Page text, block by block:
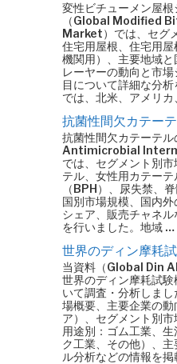
変性ビチューメン屋
（Global Modified
Market）では、セグ
住宅用屋根、住宅用屋
機関用）、主要地域
レーヤーの動向と市
目について詳細な分
では、北米、アメリ
抗菌性間欠カテー
抗菌性間欠カテーテ
Antimicrobial
では、セグメント別
テル、女性用カテー
（BPH）、尿失禁、
国別市場規模、国内
シェア、販売チャネ
を行いました。地域 …
世界のディン摩耗
当資料（Global Din
世界のディン摩耗試
いて調査・分析しま
場概要、主要企業の
ア）、セグメント別市
用途別：ゴム工業、
ク工業、その他）、
ル分析などの情報を